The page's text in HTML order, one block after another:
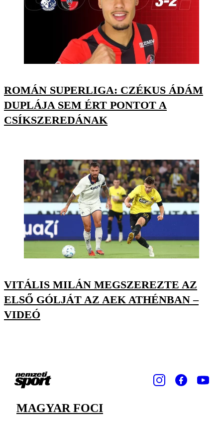
ROMÁN SUPERLIGA: CZÉKUS ÁDÁM
DUPLÁJA SEM ÉRT PONTOT A
CSÍKSZEREDÁNAK
VITÁLIS MILÁN MEGSZEREZTE AZ
ELSŐ GÓLJÁT AZ AEK ATHÉNBAN –
VIDEÓ
MAGYAR FOCI